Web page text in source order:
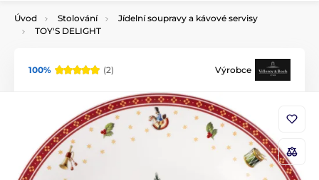
Úvod Stolování
Jídelní soupravy a kávové servisy
TOY'S DELIGHT
100% (2) Výrobce